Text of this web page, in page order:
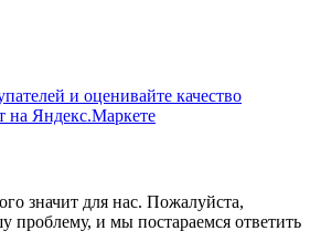
значит для нас. Пожалуйста,
проблему, и мы постараемся ответить